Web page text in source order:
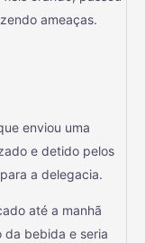
ameaças.
enviou uma
e detido pelos
a delegacia.
até a manhã
bebida e seria